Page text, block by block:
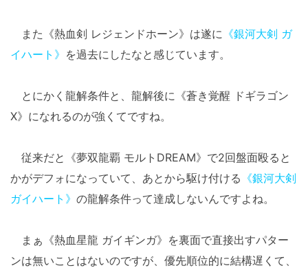
また《熱血剣 レジェンドホーン》は遂に 《銀河大剣 ガ
イハート》 を過去にしたなと感じています。
とにかく龍解条件と、龍解後に《蒼き覚醒 ドギラゴン
X》になれるのが強くてですね。
従来だと《夢双龍覇 モルトDREAM》で2回盤面殴ると
かがデフォになっていて、あとから駆け付ける 《銀河大剣
ガイハート》 の龍解条件って達成しないんですよね。
まぁ《熱血星龍 ガイギンガ》を裏面で直接出すパター
ンは無いことはないのですが、優先順位的に結構遅くて、